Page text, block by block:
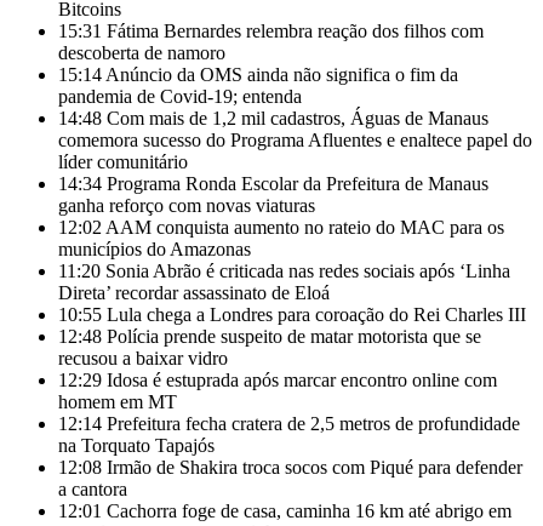
Bitcoins
15:31 Fátima Bernardes relembra reação dos filhos com
descoberta de namoro
15:14 Anúncio da OMS ainda não significa o fim da
pandemia de Covid-19; entenda
14:48 Com mais de 1,2 mil cadastros, Águas de Manaus
comemora sucesso do Programa Afluentes e enaltece papel do
líder comunitário
14:34 Programa Ronda Escolar da Prefeitura de Manaus
ganha reforço com novas viaturas
12:02 AAM conquista aumento no rateio do MAC para os
municípios do Amazonas
11:20 Sonia Abrão é criticada nas redes sociais após ‘Linha
Direta’ recordar assassinato de Eloá
10:55 Lula chega a Londres para coroação do Rei Charles III
12:48 Polícia prende suspeito de matar motorista que se
recusou a baixar vidro
12:29 Idosa é estuprada após marcar encontro online com
homem em MT
12:14 Prefeitura fecha cratera de 2,5 metros de profundidade
na Torquato Tapajós
12:08 Irmão de Shakira troca socos com Piqué para defender
a cantora
12:01 Cachorra foge de casa, caminha 16 km até abrigo em